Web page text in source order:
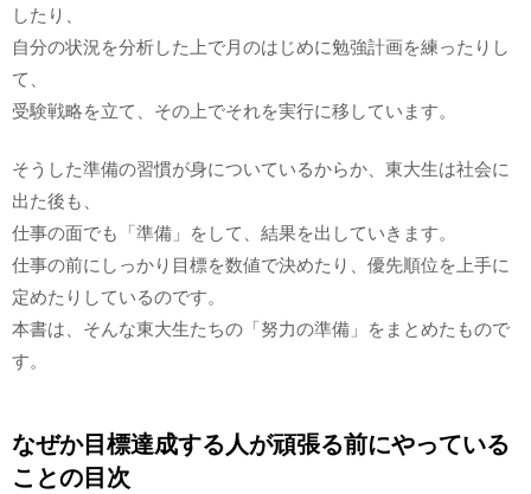
したり、
自分の状況を分析した上で月のはじめに勉強計画を練ったりし
て、
受験戦略を立て、その上でそれを実行に移しています。
そうした準備の習慣が身についているからか、東大生は社会に
出た後も、
仕事の面でも「準備」をして、結果を出していきます。
仕事の前にしっかり目標を数値で決めたり、優先順位を上手に
定めたりしているのです。
本書は、そんな東大生たちの「努力の準備」をまとめたもので
す。
なぜか目標達成する人が頑張る前にやっている
ことの目次